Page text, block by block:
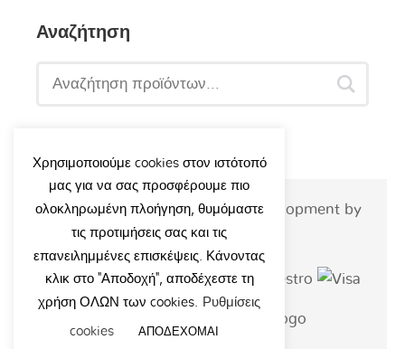
Αναζήτηση
© 2026 - Tsipouridiskids.gr | Development by
siteart.gr
Χρησιμοποιούμε cookies στον ιστότοπό
μας για να σας προσφέρουμε πιο
ολοκληρωμένη πλοήγηση, θυμόμαστε
τις προτιμήσεις σας και τις
επανειλημμένες επισκέψεις. Κάνοντας
κλικ στο "Αποδοχή", αποδέχεστε τη
χρήση ΟΛΩΝ των cookies. Ρυθμίσεις
cookies ΑΠΟΔΕΧΟΜΑΙ